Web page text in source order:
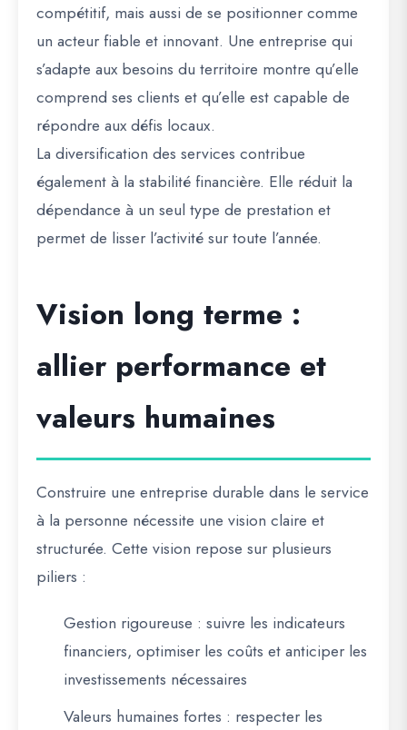
compétitif, mais aussi de se positionner comme
un acteur fiable et innovant. Une entreprise qui
s’adapte aux besoins du territoire montre qu’elle
comprend ses clients et qu’elle est capable de
répondre aux défis locaux.
La diversification des services contribue
également à la stabilité financière. Elle réduit la
dépendance à un seul type de prestation et
permet de lisser l’activité sur toute l’année.
Vision long terme :
allier performance et
valeurs humaines
Construire une entreprise durable dans le service
à la personne nécessite une vision claire et
structurée. Cette vision repose sur plusieurs
piliers :
Gestion rigoureuse : suivre les indicateurs
financiers, optimiser les coûts et anticiper les
investissements nécessaires
Valeurs humaines fortes : respecter les